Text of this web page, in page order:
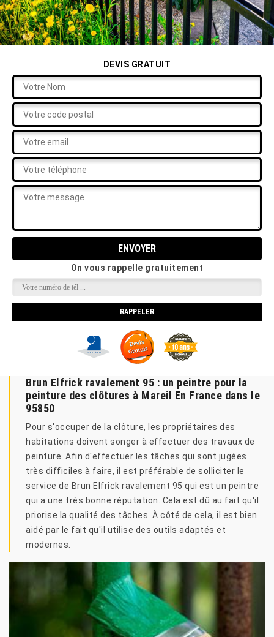
DEVIS GRATUIT
On vous rappelle gratuitement
Brun Elfrick ravalement 95 : un peintre pour la
peinture des clôtures à Mareil En France dans le
95850
Pour s'occuper de la clôture, les propriétaires des
habitations doivent songer à effectuer des travaux de
peinture. Afin d'effectuer les tâches qui sont jugées
très difficiles à faire, il est préférable de solliciter le
service de Brun Elfrick ravalement 95 qui est un peintre
qui a une très bonne réputation. Cela est dû au fait qu'il
priorise la qualité des tâches. À côté de cela, il est bien
aidé par le fait qu'il utilise des outils adaptés et
modernes.